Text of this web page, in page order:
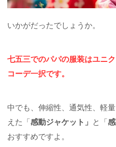
いかがだったでしょうか。
七五三でのパパの服装はユニ
コーデ一択です。
中でも、伸縮性、通気性、軽
えた「感動ジャケット」 と「
おすすめですよ。